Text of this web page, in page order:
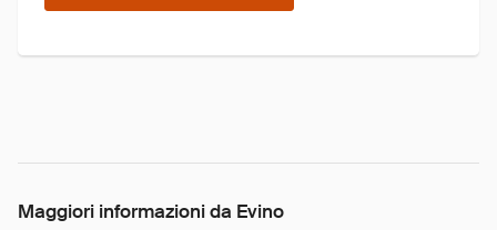
Maggiori informazioni da Evino